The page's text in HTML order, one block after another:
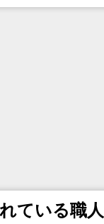
ている職人